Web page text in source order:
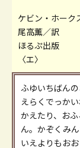
ケビン・ホーク
尾高薫／訳
ほるぷ出版
〈エ〉
ふゆいちばん
えらくでっか
かえたり、お
ん。かぞくみ
いえよりもお